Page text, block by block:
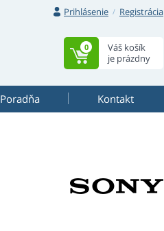
Prihlásenie
Registrácia
Váš košík
je prázdny
0
Poradňa Kontakt